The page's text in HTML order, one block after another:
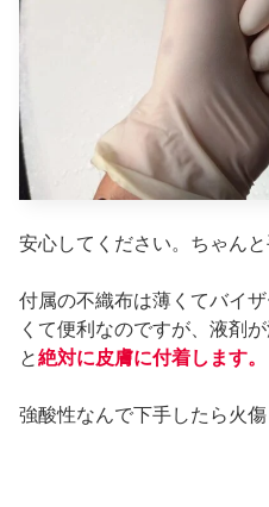
安心してください。ちゃんと
付属の不織布は薄くてバイ
くて便利なのですが、液剤
と絶対に皮膚に付着します。
強酸性なんで下手したら火傷